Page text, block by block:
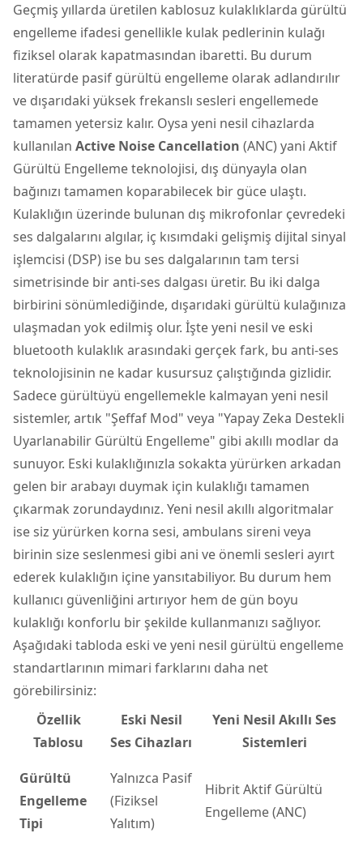
Geçmiş yıllarda üretilen kablosuz kulaklıklarda gürültü
engelleme ifadesi genellikle kulak pedlerinin kulağı
fiziksel olarak kapatmasından ibaretti. Bu durum
literatürde pasif gürültü engelleme olarak adlandırılır
ve dışarıdaki yüksek frekanslı sesleri engellemede
tamamen yetersiz kalır. Oysa yeni nesil cihazlarda
kullanılan Active Noise Cancellation (ANC) yani Aktif
Gürültü Engelleme teknolojisi, dış dünyayla olan
bağınızı tamamen koparabilecek bir güce ulaştı.
Kulaklığın üzerinde bulunan dış mikrofonlar çevredeki
ses dalgalarını algılar, iç kısımdaki gelişmiş dijital sinyal
işlemcisi (DSP) ise bu ses dalgalarının tam tersi
simetrisinde bir anti-ses dalgası üretir. Bu iki dalga
birbirini sönümlediğinde, dışarıdaki gürültü kulağınıza
ulaşmadan yok edilmiş olur. İşte yeni nesil ve eski
bluetooth kulaklık arasındaki gerçek fark, bu anti-ses
teknolojisinin ne kadar kusursuz çalıştığında gizlidir.
Sadece gürültüyü engellemekle kalmayan yeni nesil
sistemler, artık "Şeffaf Mod" veya "Yapay Zeka Destekli
Uyarlanabilir Gürültü Engelleme" gibi akıllı modlar da
sunuyor. Eski kulaklığınızla sokakta yürürken arkadan
gelen bir arabayı duymak için kulaklığı tamamen
çıkarmak zorundaydınız. Yeni nesil akıllı algoritmalar
ise siz yürürken korna sesi, ambulans sireni veya
birinin size seslenmesi gibi ani ve önemli sesleri ayırt
ederek kulaklığın içine yansıtabiliyor. Bu durum hem
kullanıcı güvenliğini artırıyor hem de gün boyu
kulaklığı konforlu bir şekilde kullanmanızı sağlıyor.
Aşağıdaki tabloda eski ve yeni nesil gürültü engelleme
standartlarının mimari farklarını daha net
görebilirsiniz:
Özellik
Tablosu
Eski Nesil
Ses Cihazları
Yeni Nesil Akıllı Ses
Sistemleri
Gürültü
Engelleme
Tipi
Yalnızca Pasif
(Fiziksel
Yalıtım)
Hibrit Aktif Gürültü
Engelleme (ANC)